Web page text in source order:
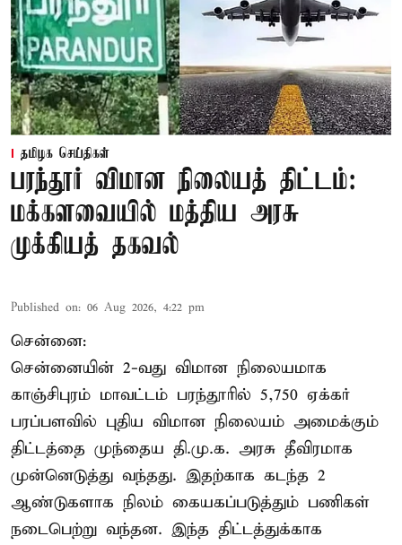
தமிழக செய்திகள்
பரந்தூர் விமான நிலையத் திட்டம்:
மக்களவையில் மத்திய அரசு
முக்கியத் தகவல்
Published on: 06 Aug 2026, 4:22 pm
சென்னை:
சென்னையின் 2-வது விமான நிலையமாக
காஞ்சிபுரம் மாவட்டம் பரந்தூரில் 5,750 ஏக்கர்
பரப்பளவில் புதிய விமான நிலையம் அமைக்கும்
திட்டத்தை முந்தைய தி.மு.க. அரசு தீவிரமாக
முன்னெடுத்து வந்தது. இதற்காக கடந்த 2
ஆண்டுகளாக நிலம் கையகப்படுத்தும் பணிகள்
நடைபெற்று வந்தன. இந்த திட்டத்துக்காக